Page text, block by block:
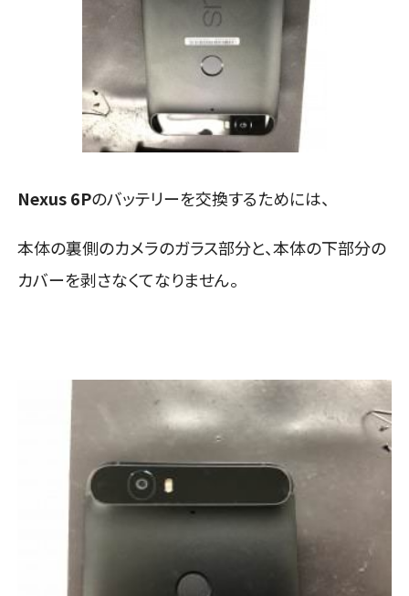
Nexus 6Pのバッテリーを交換するためには、
本体の裏側のカメラのガラス部分と、本体の下部分の
カバーを剥さなくてなりません。